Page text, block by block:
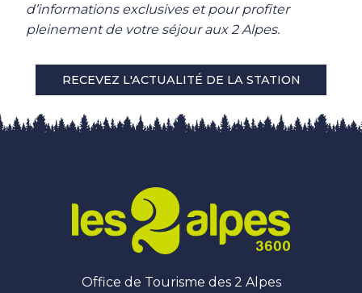
d’informations exclusives et pour profiter
pleinement de votre séjour aux 2 Alpes.
RECEVEZ L'ACTUALITÉ DE LA STATION
Office de Tourisme des 2 Alpes